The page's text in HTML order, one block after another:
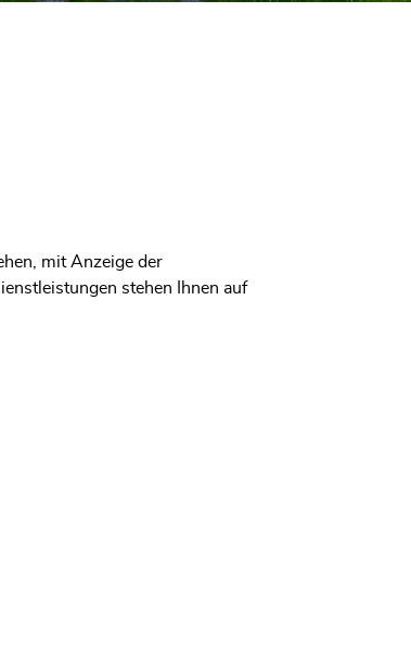
mit Anzeige der
stehen Ihnen auf